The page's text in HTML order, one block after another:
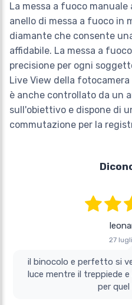
La messa a fuoco
anello di messa a fuoco in
diamante che consente
affidabile. La messa a
precisione per ogni
Live View della fotocamera
è anche controllato da un
sull'obiettivo e dispone di
commutazione per la
27
il binocolo e perfetto si vede anche con pochissima
luce mentre il treppiede
per